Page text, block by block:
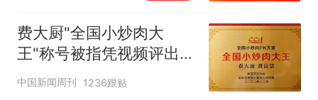
费大厨"全国小炒肉大
王"称号被指凭视频评出
官方回应
中国新闻周刊 1236跟贴